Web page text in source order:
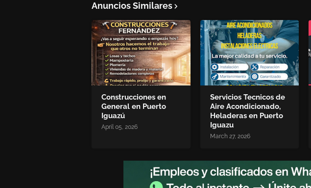
Anuncios Similares
Construcciones en
General en Puerto
Iguazú
April 05, 2026
Servicios Tecnicos de
Aire Acondicionado,
Heladeras en Puerto
Iguazu
March 27, 2026